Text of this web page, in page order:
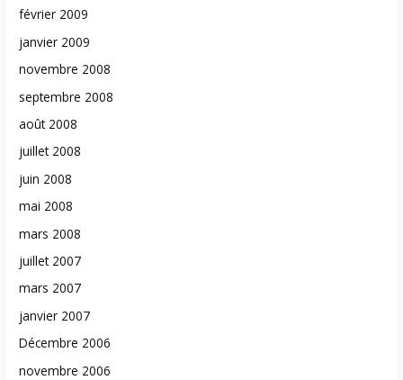
février 2009
janvier 2009
novembre 2008
septembre 2008
août 2008
juillet 2008
juin 2008
mai 2008
mars 2008
juillet 2007
mars 2007
janvier 2007
Décembre 2006
novembre 2006